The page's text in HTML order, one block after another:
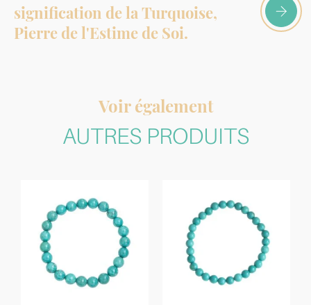
signification de la Turquoise,
Pierre de l'Estime de Soi.
Voir également
AUTRES PRODUITS